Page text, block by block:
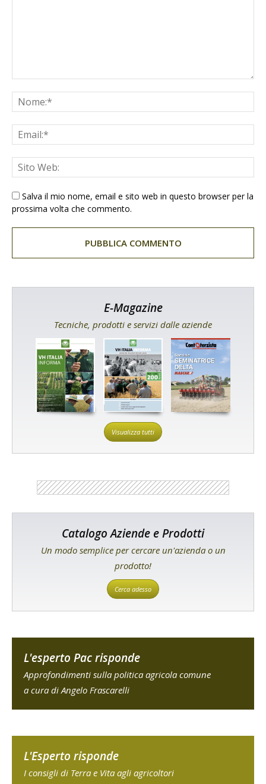
Salva il mio nome, email e sito web in questo browser per la
prossima volta che commento.
E-Magazine
Tecniche, prodotti e servizi dalle aziende
Visualizza tutti
Catalogo Aziende e Prodotti
Un modo semplice per cercare un'azienda o un
prodotto!
Cerca adesso
L'esperto Pac risponde
Approfondimenti sulla politica agricola comune
a cura di Angelo Frascarelli
L'Esperto risponde
I consigli di Terra e Vita agli agricoltori